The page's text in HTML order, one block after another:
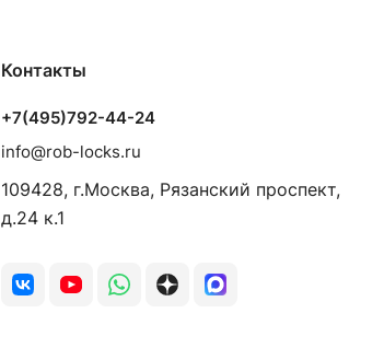
Контакты
+7(495)792-44-24
info@rob-locks.ru
109428, г.Москва, Рязанский проспект,
д.24 к.1